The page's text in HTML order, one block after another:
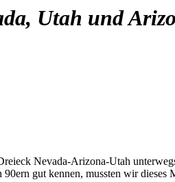
Utah und
Nevada-Arizona-Utah
gut kennen, mussten wir